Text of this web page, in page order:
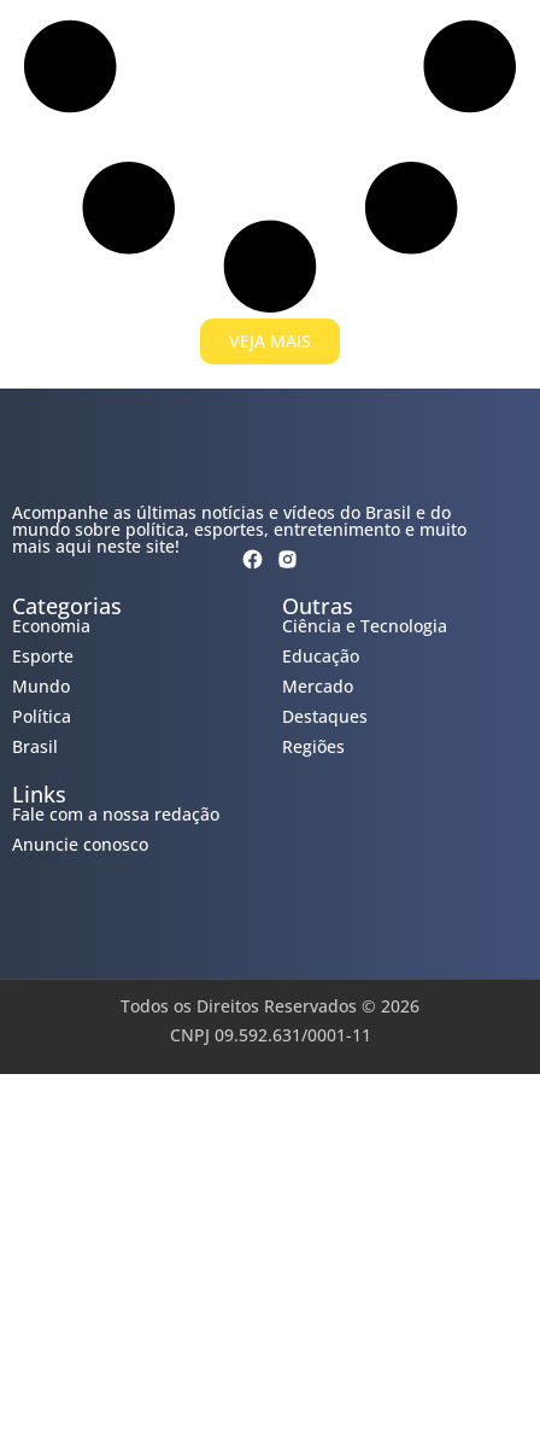
VEJA MAIS
Acompanhe as últimas notícias e vídeos do Brasil e do
mundo sobre política, esportes, entretenimento e muito
mais aqui neste site!
Categorias
Economia
Esporte
Mundo
Política
Brasil
Outras
Ciência e Tecnologia
Educação
Mercado
Destaques
Regiões
Links
Fale com a nossa redação
Anuncie conosco
Todos os Direitos Reservados © 2026
CNPJ 09.592.631/0001-11